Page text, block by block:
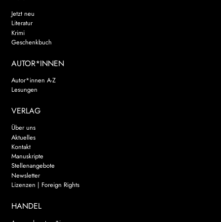
Jetzt neu
Literatur
Krimi
Geschenkbuch
AUTOR*INNEN
Autor*innen A-Z
Lesungen
VERLAG
Über uns
Aktuelles
Kontakt
Manuskripte
Stellenangebote
Newsletter
Lizenzen | Foreign Rights
HANDEL